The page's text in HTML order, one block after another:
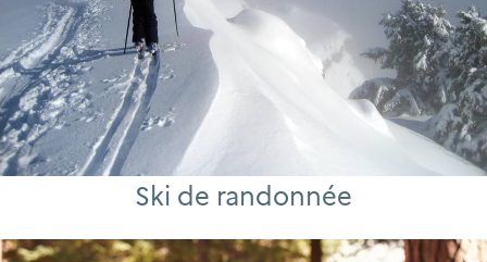
Ski de randonnée